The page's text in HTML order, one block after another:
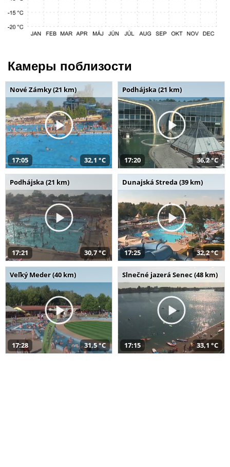
Камеры поблизости
Nové Zámky (21 km)
17:05 32,1 °C
Podhájska (21 km)
17:20 36,2 °C
Podhájska (21 km)
17:21 30,7 °C
Dunajská Streda (39 km)
17:25 32,2 °C
Veľký Meder (40 km)
17:28 31,5 °C
Slnečné jazerá Senec (48 km)
17:15 33,1 °C